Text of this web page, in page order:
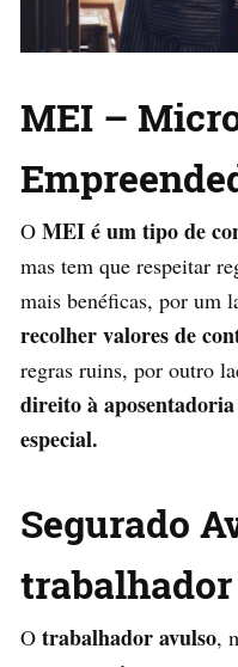
MEI –
O MEI é um tipo de
mas tem que respeitar
mais benéficas, por um
recolher valores de
regras ruins, por outro
direito à
especial.
Segurado
O trabalhador avulso,